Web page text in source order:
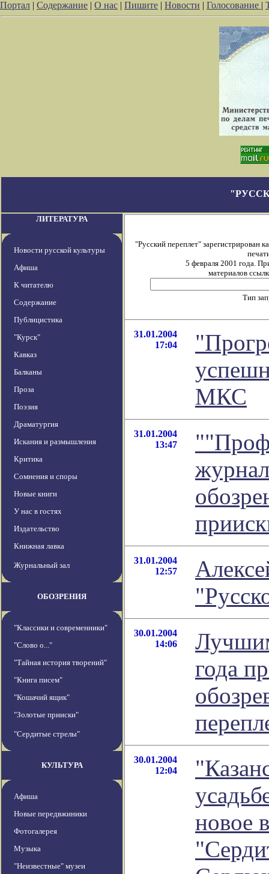
Портал | Содержание | О нас | Пишите | Новости | Голосование |
ЛИТЕРАТУРА
Новости русской культуры
Афиша
К читателю
Содержание
Публицистика
"Курск"
Кавказ
Балканы
Проза
Поэзия
Драматургия
Искания и размышления
Критика
Сомнения и споры
Новые книги
У нас в гостях
Издательство
Книжная лавка
Журнальный зал
ОБОЗРЕНИЯ
"Классики и современники"
"Слово о..."
"Тайная история творений"
"Книга писем"
"Кошачий ящик"
"Золотые прииски"
"Сердитые стрелы"
КУЛЬТУРА
Афиша
Новые передвжиники
Фотогалерея
Музыка
"Неизвестные" музеи
"Русский переплет" зарегистрирован
5 февраля 2001 года.
материалов
Тип
31.01.2004
17:04
МКС
31.01.2004
13:47
31.01.2004
12:57
30.01.2004
14:06
года
30.01.2004
12:04
новое